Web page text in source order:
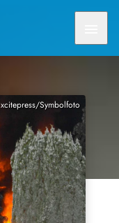
xcitepress/Symbolfoto